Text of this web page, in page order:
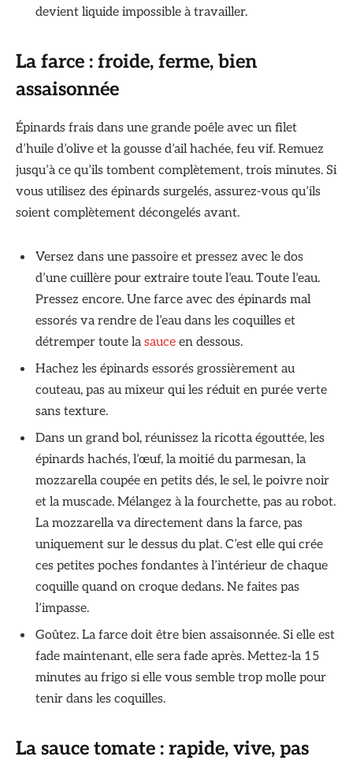
devient liquide impossible à travailler.
La farce : froide, ferme, bien
assaisonnée
Épinards frais dans une grande poêle avec un filet
d’huile d’olive et la gousse d’ail hachée, feu vif. Remuez
jusqu’à ce qu’ils tombent complètement, trois minutes. Si
vous utilisez des épinards surgelés, assurez-vous qu’ils
soient complètement décongelés avant.
Versez dans une passoire et pressez avec le dos
d’une cuillère pour extraire toute l’eau. Toute l’eau.
Pressez encore. Une farce avec des épinards mal
essorés va rendre de l’eau dans les coquilles et
détremper toute la sauce en dessous.
Hachez les épinards essorés grossièrement au
couteau, pas au mixeur qui les réduit en purée verte
sans texture.
Dans un grand bol, réunissez la ricotta égouttée, les
épinards hachés, l’œuf, la moitié du parmesan, la
mozzarella coupée en petits dés, le sel, le poivre noir
et la muscade. Mélangez à la fourchette, pas au robot.
La mozzarella va directement dans la farce, pas
uniquement sur le dessus du plat. C’est elle qui crée
ces petites poches fondantes à l’intérieur de chaque
coquille quand on croque dedans. Ne faites pas
l’impasse.
Goûtez. La farce doit être bien assaisonnée. Si elle est
fade maintenant, elle sera fade après. Mettez-la 15
minutes au frigo si elle vous semble trop molle pour
tenir dans les coquilles.
La sauce tomate : rapide, vive, pas